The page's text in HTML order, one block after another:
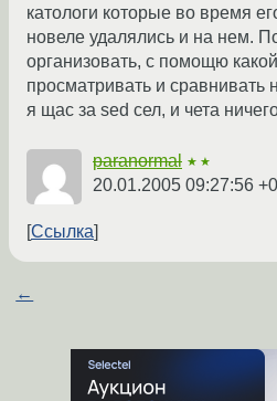
катологи которые во время
новеле удалялись и на нем.
организовать, с помощю
просматривать и сравнивать
я щас за sed сел, и чета
paranormal ★★
20.01.2005 09:27:56
Ссылка
←